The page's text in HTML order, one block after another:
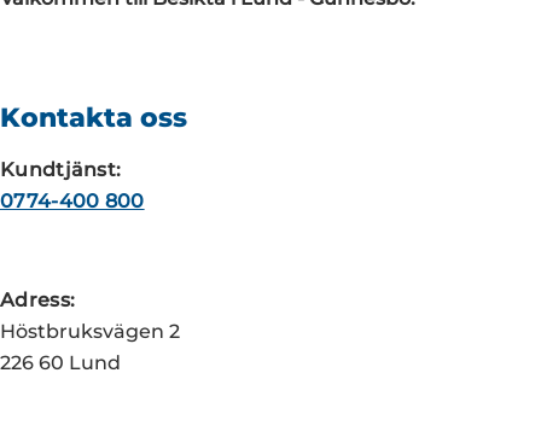
Kontakta oss
Kundtjänst:
0774-400 800
Adress:
Höstbruksvägen 2
226 60 Lund